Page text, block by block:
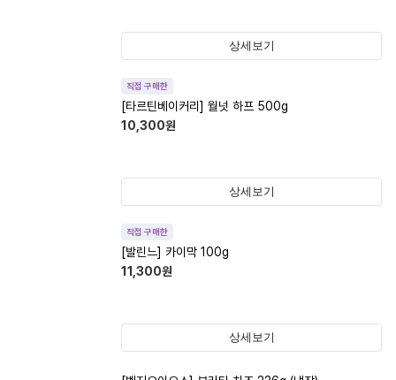
상세보기
직접 구매한
[타르틴베이커리] 월넛 하프 500g
10,300원
상세보기
직접 구매한
[발린느] 카이막 100g
11,300원
상세보기